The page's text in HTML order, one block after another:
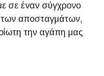
σε έναν σύγχρονο
των αποσταγμάτων,
την αγάπη μας